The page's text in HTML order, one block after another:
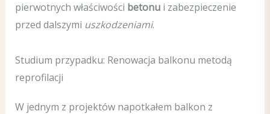
pierwotnych właściwości betonui zabezpieczenie
przed dalszymi uszkodzeniami.
Studium przypadku: Renowacja balkonu metodą
reprofilacji
W jednym z projektów napotkałem balkon z